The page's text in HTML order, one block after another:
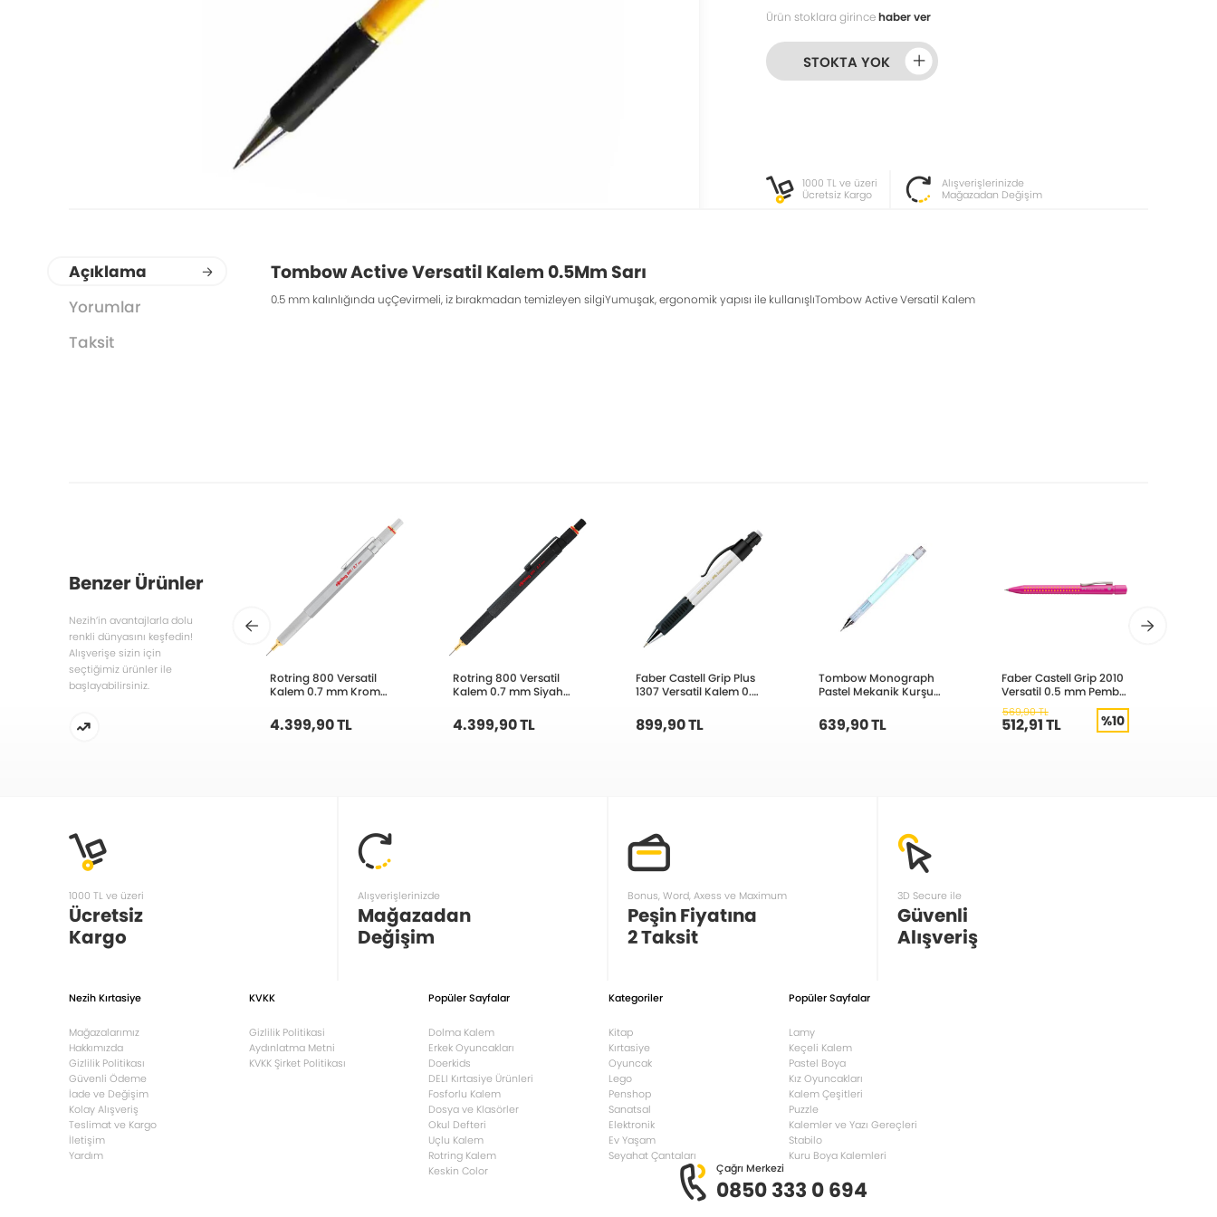
Ürün stoklara girincehaber ver
STOKTA YOK
1000 TL ve üzeri
Ücretsiz Kargo
Alışverişlerinizde
Mağazadan Değişim
Açıklama
Yorumlar
Taksit
Tombow Active Versatil Kalem 0.5Mm Sarı
0.5 mm kalınlığında uçÇevirmeli, iz bırakmadan temizleyen silgiYumuşak, ergonomik yapısı ile kullanışlıTombow Active Versatil Kalem
Benzer Ürünler
Nezih’in avantajlarla dolu
renkli dünyasını keşfedin!
Alışverişe sizin için
seçtiğimiz ürünler ile
başlayabilirsiniz.
Rotring 800 Versatil
Kalem 0.7 mm Krom
4.399,90 TL
Rotring 800 Versatil
Kalem 0.7 mm Siyah
4.399,90 TL
Faber Castell Grip Plus
1307 Versatil Kalem 0.7
899,90 TL
Tombow Monograph
Pastel Mekanik Kurşun
Mavisi MG44R7
639,90 TL
Faber Castell Grip 2010
Versatil 0.5 mm Pembe
Turuncu 231001
569,90 TL
512,91 TL %10
1000 TL ve üzeri
Ücretsiz
Kargo
Alışverişlerinizde
Mağazadan
Değişim
Bonus, Word, Axess ve Maximum
Peşin Fiyatına
2 Taksit
3D Secure ile
Güvenli
Alışveriş
Nezih Kırtasiye
Mağazalarımız
Hakkımızda
Gizlilik Politikası
Güvenli Ödeme
İade ve Değişim
Kolay Alışveriş
Teslimat ve Kargo
İletişim
Yardım
KVKK
Gizlilik Politikasi
Aydınlatma Metni
KVKK Şirket Politikası
Popüler Sayfalar
Dolma Kalem
Erkek Oyuncakları
Doerkids
DELI Kırtasiye Ürünleri
Fosforlu Kalem
Dosya ve Klasörler
Okul Defteri
Uçlu Kalem
Rotring Kalem
Keskin Color
Kategoriler
Kitap
Kırtasiye
Oyuncak
Lego
Penshop
Sanatsal
Elektronik
Ev Yaşam
Seyahat Çantaları
Popüler Sayfalar
Lamy
Keçeli Kalem
Pastel Boya
Kız Oyuncakları
Kalem Çeşitleri
Puzzle
Kalemler ve Yazı Gereçleri
Stabilo
Kuru Boya Kalemleri
Çağrı Merkezi
0850 333 0 694